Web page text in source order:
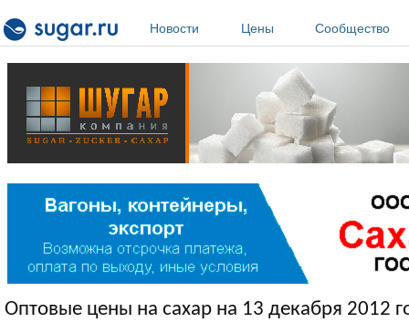
Новости
Цены Сообщество
Оптовые цены на сахар на 13 декабря 2012